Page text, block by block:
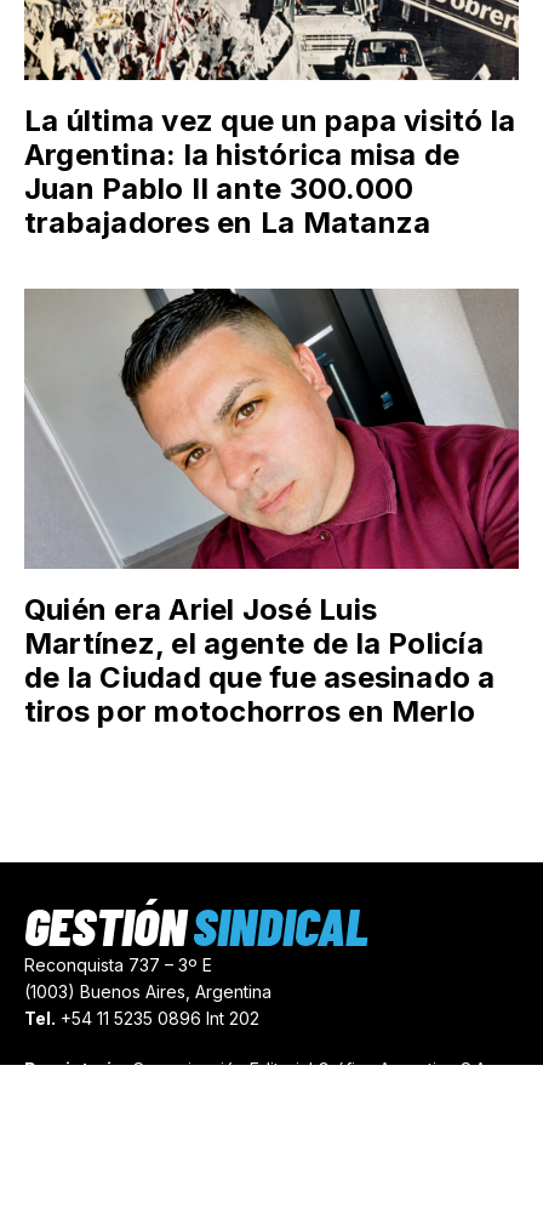
La última vez que un papa visitó la
Argentina: la histórica misa de
Juan Pablo II ante 300.000
trabajadores en La Matanza
Quién era Ariel José Luis
Martínez, el agente de la Policía
de la Ciudad que fue asesinado a
tiros por motochorros en Merlo
Reconquista 737 – 3º E
(1003) Buenos Aires, Argentina
Tel. +54 11 5235 0896 Int 202
Propietario:Comunicación Editorial Gráfica Argentina S.A.
GESTIÓNSINDICAL